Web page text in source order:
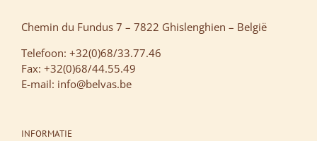
Chemin du Fundus 7 – 7822 Ghislenghien – België
Telefoon: +32(0)68/33.77.46
Fax: +32(0)68/44.55.49
E-mail: info@belvas.be
INFORMATIE